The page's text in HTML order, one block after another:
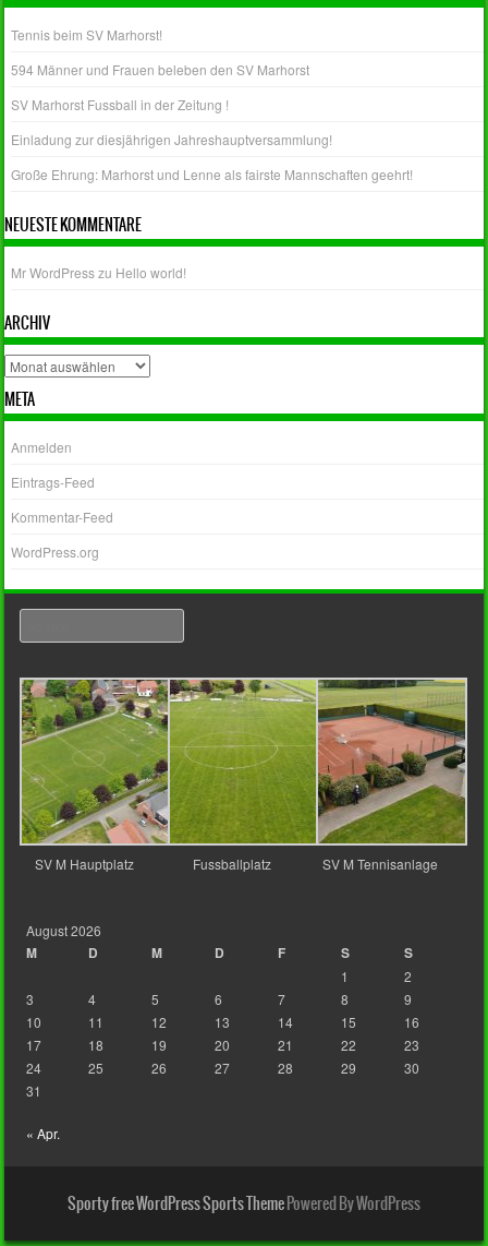
Tennis beim SV Marhorst!
594 Männer und Frauen beleben den SV Marhorst
SV Marhorst Fussball in der Zeitung !
Einladung zur diesjährigen Jahreshauptversammlung!
Große Ehrung: Marhorst und Lenne als fairste Mannschaften geehrt!
NEUESTE KOMMENTARE
Mr WordPresszu Hello world!
ARCHIV
Archiv
META
Anmelden
Eintrags-Feed
Kommentar-Feed
WordPress.org
SV M Hauptplatz Fussballplatz SV M Tennisanlage
August 2026
M D M D F S S
1
2
3
4 5 6 7 8
9
10
11 12 13 14 15
16
17
18 19 20 21 22
23
24
25 26 27 28 29
30
31
« Apr.
Sporty free WordPress Sports ThemePowered By WordPress